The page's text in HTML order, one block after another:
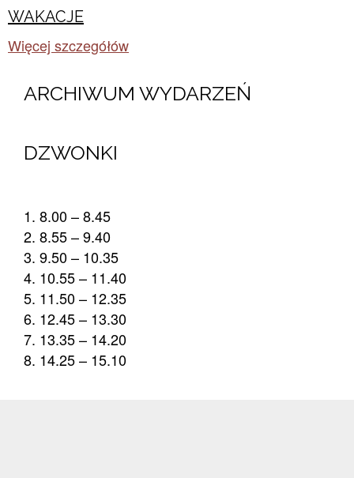
WAKACJE
Więcej szczegółów
ARCHIWUM WYDARZEŃ​
DZWONKI
8.00 – 8.45
8.55 – 9.40
9.50 – 10.35
10.55 – 11.40
11.50 – 12.35
12.45 – 13.30
13.35 – 14.20
14.25 – 15.10